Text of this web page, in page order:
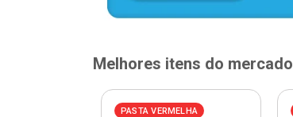
Melhores itens do mercado
PASTA VERMELHA